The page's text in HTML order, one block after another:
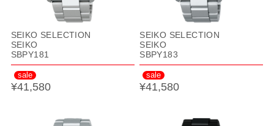
SEIKO SELECTION
SEIKO
SBPY181
sale
¥41,580
SEIKO SELECTION
SEIKO
SBPY183
sale
¥41,580